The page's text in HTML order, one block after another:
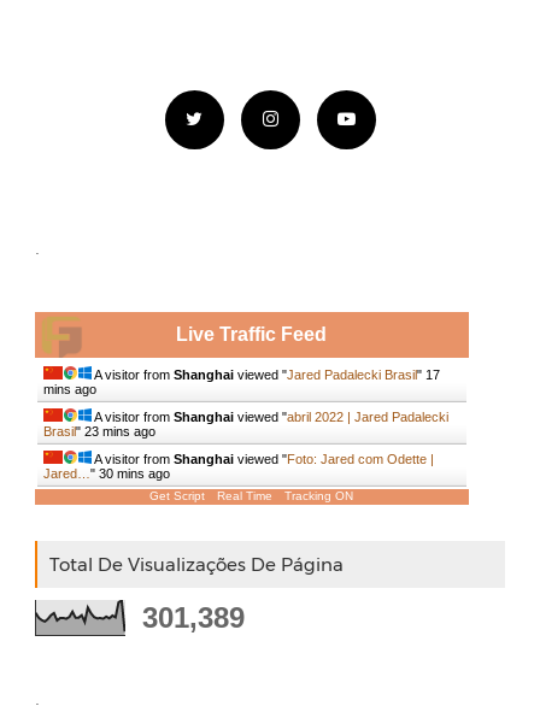
Live Traffic Feed
A visitor from Shanghaiviewed "Jared Padalecki Brasil" 17
mins ago
A visitor from Shanghaiviewed "abril 2022 | Jared Padalecki
Brasil" 23 mins ago
A visitor from Shanghaiviewed "Foto: Jared com Odette |
Jared… " 30 mins ago
Get Script Real Time Tracking ON
Total De Visualizações De Página
301,389